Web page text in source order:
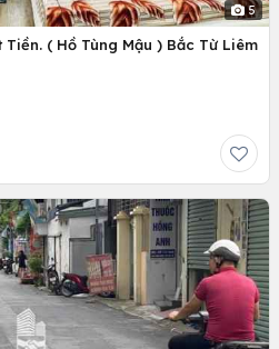
5
( Hồ Tùng Mậu ) Bắc Từ Liêm